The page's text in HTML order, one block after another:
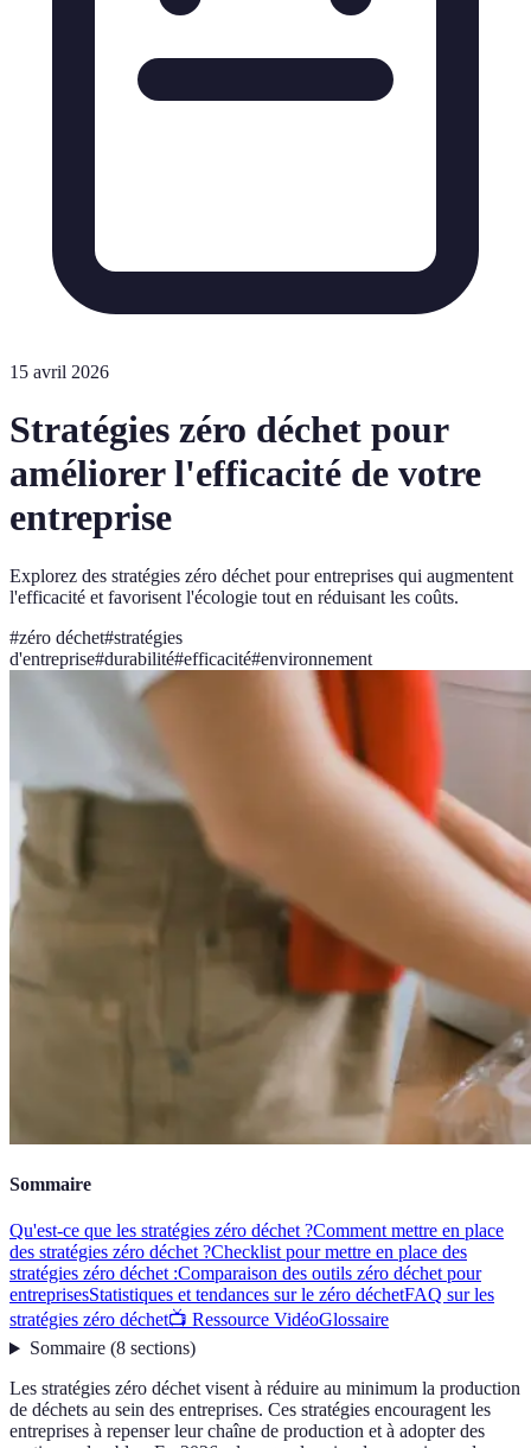
15 avril 2026
Stratégies zéro déchet pour
améliorer l'efficacité de votre
entreprise
Explorez des stratégies zéro déchet pour entreprises qui augmentent
l'efficacité et favorisent l'écologie tout en réduisant les coûts.
#zéro déchet#stratégies
d'entreprise#durabilité#efficacité#environnement
Sommaire
Qu'est-ce que les stratégies zéro déchet ?Comment mettre en place
des stratégies zéro déchet ?Checklist pour mettre en place des
stratégies zéro déchet :Comparaison des outils zéro déchet pour
entreprisesStatistiques et tendances sur le zéro déchetFAQ sur les
stratégies zéro déchet📺 Ressource VidéoGlossaire
Sommaire(8 sections)
Les stratégies zéro déchet visent à réduire au minimum la production
de déchets au sein des entreprises. Ces stratégies encouragent les
entreprises à repenser leur chaîne de production et à adopter des